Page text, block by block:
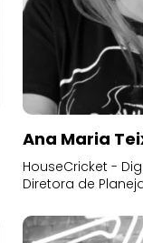
Ana Maria
HouseCricket -
Diretora de